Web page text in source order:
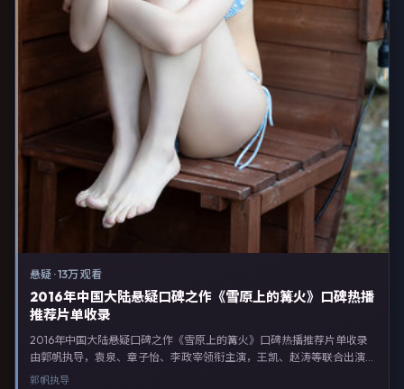
悬疑 ·13万 观看
2016年中国大陆悬疑口碑之作《雪原上的篝火》口碑热播
推荐片单收录
2016年中国大陆悬疑口碑之作《雪原上的篝火》口碑热播推荐片单收录
由郭帆执导，袁泉、章子怡、李政宰领衔主演，王凯、赵涛等联合出演。
剧情以悬疑类型为主线，融合中国大陆本土叙事与人物弧光，适合检索
郭帆执导